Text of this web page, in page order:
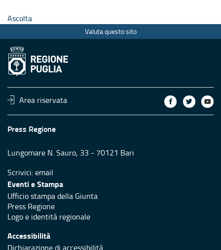
Ascolta
Valuta questo sito
Area riservata
Press Regione
Lungomare N. Sauro, 33 - 70121 Bari
Scrivici:email
Eventi e Stampa
Ufficio stampa della Giunta
Press Regione
Logo e identità regionale
Accessibilità
Dichiarazione di accessibilità